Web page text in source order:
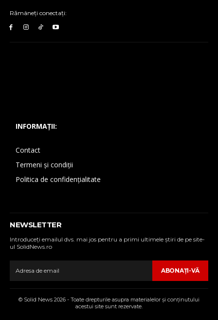
Rămâneți conectați:
INFORMAȚII:
Contact
Termeni și condiții
Politica de confidențialitate
NEWSLETTER
Introduceţi emailul dvs. mai jos pentru a primi ultimele ştiri de pe site-
ul SolidNews.ro
ABONAŢI-VĂ
© Solid News 2026 - Toate drepturile asupra materialelor şi conţinutului
acestui site sunt rezervate.